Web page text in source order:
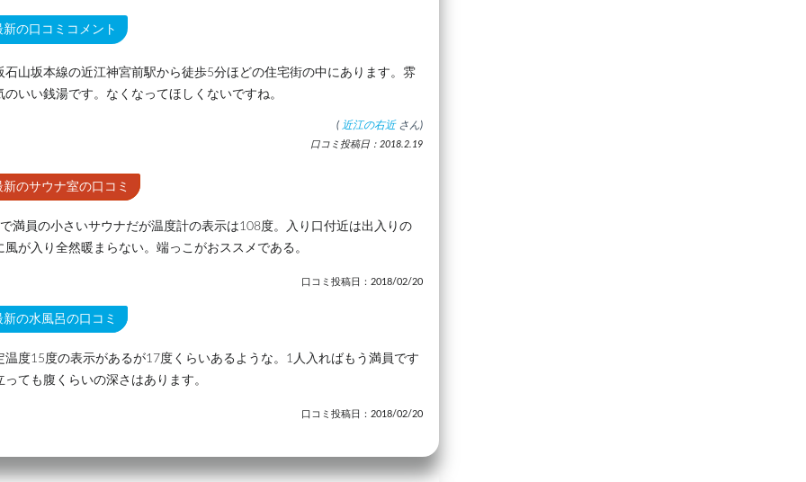
新の口コミコメント
石山坂本線の近江神宮前駅から徒歩5分ほどの住宅街の中にあります。雰
のいい銭湯です。なくなってほしくないですね。
( 近江の右近 さん)
口コミ投稿日：2018.2.19
新のサウナ室の口コミ
満員の小さいサウナだが温度計の表示は108度。入り口付近は出入りの
風が入り全然暖まらない。端っこがおススメである。
口コミ投稿日：2018/02/20
新の水風呂の口コミ
温度15度の表示があるが17度くらいあるような。1人入ればもう満員です
っても腹くらいの深さはあります。
口コミ投稿日：2018/02/20